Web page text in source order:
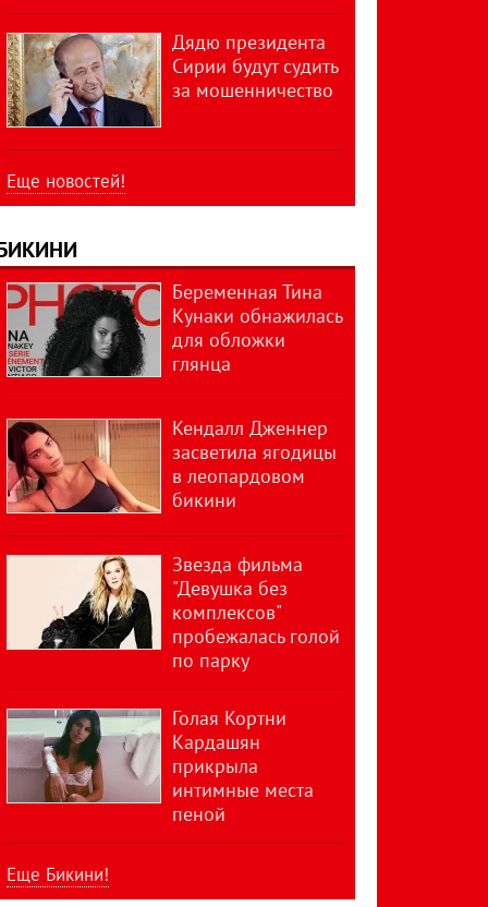
Дядю президента
Сирии будут судить
за мошенничество
Еще новостей!
Беременная Тина
Кунаки обнажилась
для обложки
глянца
Кендалл Дженнер
засветила ягодицы
в леопардовом
бикини
Звезда фильма
"Девушка без
комплексов"
пробежалась голой
по парку
Голая Кортни
Кардашян
прикрыла
интимные места
пеной
Еще Бикини!